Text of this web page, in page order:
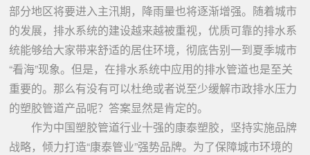
部分地区将要进入主汛期，降雨量也将逐渐增强。随着城市
的发展，排水系统的建设越来越被重视，优质可靠的排水系
统能够给大家带来舒适的居住环境，彻底告别一到夏季城市
“看海”现象。但是，在排水系统中应用的排水管道也是至关
重要的。那么有没有可以杜绝或者说至少缓解市政排水压力
的塑胶管道产品呢？答案显然是肯定的。
作为中国塑胶管道行业十强的康泰塑胶，坚持实施品牌
战略，倾力打造“康泰管业”强势品牌。为了保障城市环境的